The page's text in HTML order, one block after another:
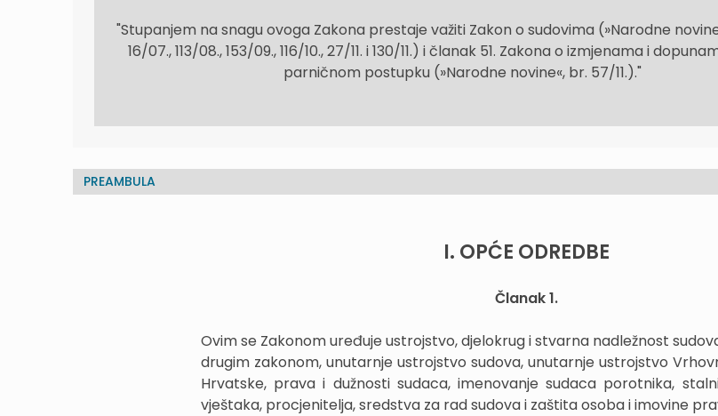
"Stupanjem na snagu ovoga Zakona prestaje važiti Zakon o sudovima (»Narodne
16/07., 113/08., 153/09., 116/10., 27/11. i 130/11.) i članak 51. Zakona o izmjenama i
parničnom postupku (»Narodne novine«, br. 57/11.)."
PREAMBULA
I. OPĆE ODREDBE
Članak 1.
Ovim se Zakonom uređuje ustrojstvo, djelokrug i stvarna nadležnost
drugim zakonom, unutarnje ustrojstvo sudova, unutarnje ustrojstvo
Hrvatske, prava i dužnosti sudaca, imenovanje sudaca porotnika,
vještaka, procjenitelja, sredstva za rad sudova i zaštita osoba i imovine